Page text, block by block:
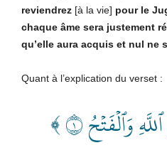
reviendrez [à la vie] pour le
chaque âme sera justement
qu’elle aura acquis et nul ne
Quant à l’explication du verset :
وَٱلۡفَتۡحُ ١ ﴾